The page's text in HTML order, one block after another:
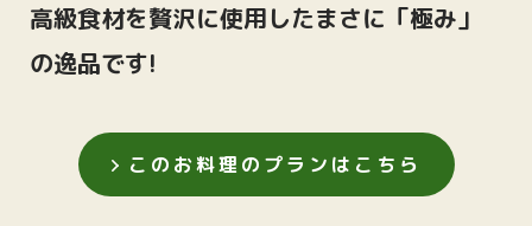
高級食材を贅沢に使用したまさに「極み」
の逸品です!
このお料理のプランはこちら